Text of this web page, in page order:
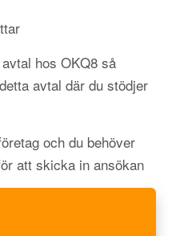
hos OKQ8 så
avtal där du stödjer
och du behöver
att skicka in ansökan